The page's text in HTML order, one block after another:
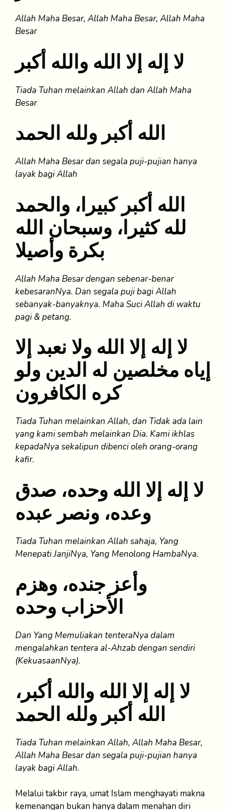
Allah Maha Besar, Allah Maha Besar, Allah Maha
Besar
لا إله إلا الله والله أكبر
Tiada Tuhan melainkan Allah dan Allah Maha
Besar
الله أكبر ولله الحمد
Allah Maha Besar dan segala puji-pujian hanya
layak bagi Allah
الله أكبر كبيرا، والحمد
لله كثيرا، وسبحان الله
بكرة وأصيلا
Allah Maha Besar dengan sebenar-benar
kebesaranNya. Dan segala puji bagi Allah
sebanyak-banyaknya. Maha Suci Allah di waktu
pagi & petang.
لا إله إلا الله ولا نعبد إلا
إياه مخلصين له الدين ولو
كره الكافرون
Tiada Tuhan melainkan Allah, dan Tidak ada lain
yang kami sembah melainkan Dia. Kami ikhlas
kepadaNya sekalipun dibenci oleh orang-orang
kafir.
لا إله إلا الله وحده، صدق
وعده، ونصر عبده
Tiada Tuhan melainkan Allah sahaja, Yang
Menepati JanjiNya, Yang Menolong HambaNya.
وأعز جنده، وهزم
الأحزاب وحده
Dan Yang Memuliakan tenteraNya dalam
mengalahkan tentera al-Ahzab dengan sendiri
(KekuasaanNya).
لا إله إلا الله والله أكبر،
الله أكبر ولله الحمد
Tiada Tuhan melainkan Allah, Allah Maha Besar,
Allah Maha Besar dan segala puji-pujian hanya
layak bagi Allah.
Melalui takbir raya, umat Islam menghayati makna
kemenangan bukan hanya dalam menahan diri